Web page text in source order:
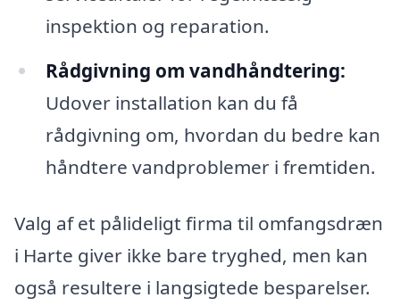
inspektion og reparation.
Rådgivning om vandhåndtering:
Udover installation kan du få
rådgivning om, hvordan du bedre kan
håndtere vandproblemer i fremtiden.
Valg af et pålideligt firma til omfangsdræn
i Harte giver ikke bare tryghed, men kan
også resultere i langsigtede besparelser.